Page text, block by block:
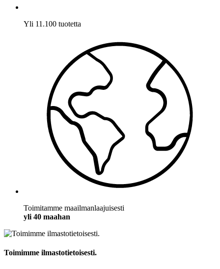
Yli 11.100 tuotetta
Toimitamme maailmanlaajuisesti
yli 40 maahan
Toimimme ilmastotietoisesti.